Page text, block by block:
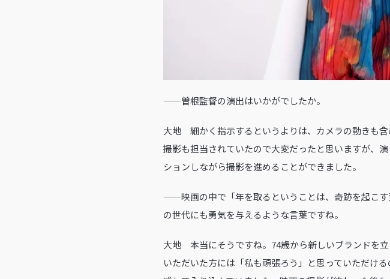
——曽根監督の演出はいかがでしたか。
大地 細かく指示するというよりは、カメラの動きも
撮影も担当されていたので大変だったと思いますが、
ションしながら撮影を進めることができました。
——映画の中で「年を取るということは、奇跡を起こ
の世代にも勇気を与えるような言葉ですね。
大地 本当にそうですね。74歳から新しいブランドを
いただいた方には「私も頑張ろう」と思っていただけ